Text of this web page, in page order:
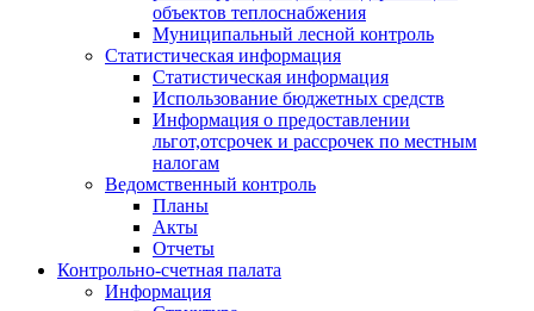
объектов теплоснабжения
Муниципальный лесной контроль
Статистическая информация
Статистическая информация
Использование бюджетных средств
Информация о предоставлении
льгот,отсрочек и рассрочек по местным
налогам
Ведомственный контроль
Планы
Акты
Отчеты
Контрольно-счетная палата
Информация